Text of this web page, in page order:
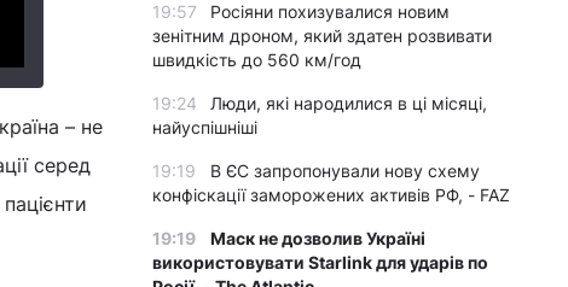
– не
серед
19:57
Росіяни похизувалися новим
зенітним дроном, який здатен розвивати
швидкість до 560 км/год
19:24
Люди, які народилися в ці місяці,
найуспішніші
19:19
В ЄС запропонували нову схему
конфіскації заморожених активів РФ, - FAZ
19:19
Маск не дозволив Україні
використовувати Starlink для ударів по